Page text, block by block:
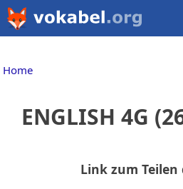
Home
ENGLISH 4G
Link zum Teilen